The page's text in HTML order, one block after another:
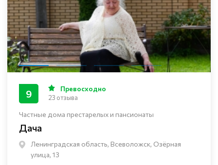
Частные дома престарелых и пансионаты
Дача
Ленинградская область, Всеволожск, Озёрная
улица, 13
9 Превосходно
23 отзыва